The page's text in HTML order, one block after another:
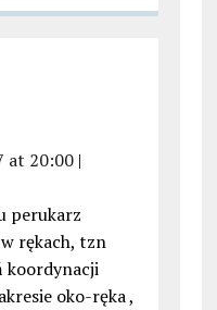
at 20:00|
perukarz
rękach, tzn
koordynacji
oko-ręka ,